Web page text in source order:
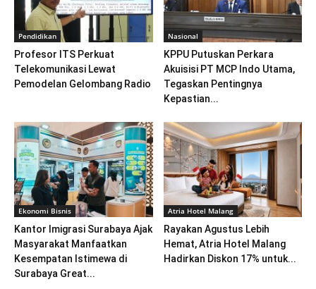
Pendidikan
Profesor ITS Perkuat
Telekomunikasi Lewat
Pemodelan Gelombang Radio
Nasional
KPPU Putuskan Perkara
Akuisisi PT MCP Indo Utama,
Tegaskan Pentingnya
Kepastian...
Ekonomi Bisnis
Kantor Imigrasi Surabaya Ajak
Masyarakat Manfaatkan
Kesempatan Istimewa di
Surabaya Great...
Atria Hotel Malang
Rayakan Agustus Lebih
Hemat, Atria Hotel Malang
Hadirkan Diskon 17% untuk...